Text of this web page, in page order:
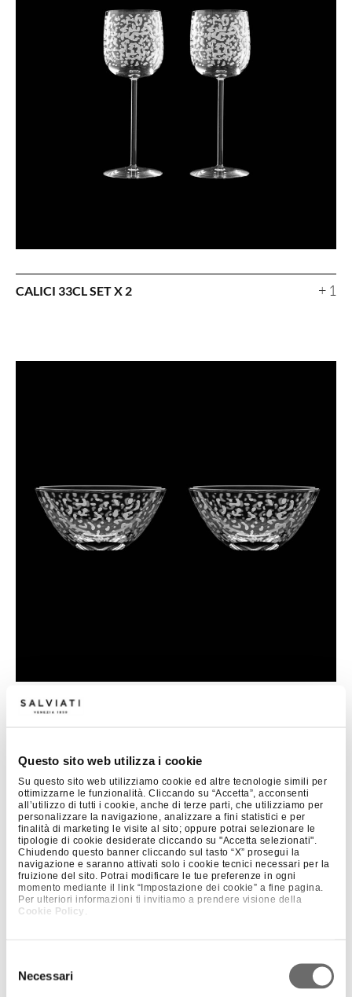
Questo sito web utilizza i cookie
Su questo sito web utilizziamo cookie ed altre tecnologie simili per
ottimizzarne le funzionalità. Cliccando su “Accetta”, acconsenti
all’utilizzo di tutti i cookie, anche di terze parti, che utilizziamo per
personalizzare la navigazione, analizzare a fini statistici e per
finalità di marketing le visite al sito; oppure potrai selezionare le
tipologie di cookie desiderate cliccando su "Accetta selezionati".
Chiudendo questo banner cliccando sul tasto “X” prosegui la
navigazione e saranno attivati solo i cookie tecnici necessari per la
fruizione del sito. Potrai modificare le tue preferenze in ogni
momento mediante il link “Impostazione dei cookie” a fine pagina.
Per ulteriori informazioni ti invitiamo a prendere visione della
Cookie Policy
delNecessari
CALICI 33CL SET X 2 + 1